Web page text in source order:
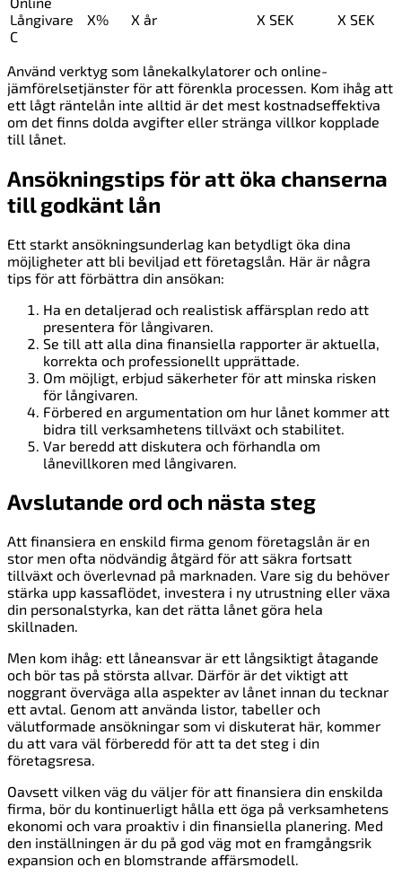
Långivare
C
X% X år X SEK X SEK
Använd verktyg som lånekalkylatorer och online-
jämförelsetjänster för att förenkla processen. Kom ihåg att
ett lågt räntelån inte alltid är det mest kostnadseffektiva
om det finns dolda avgifter eller stränga villkor kopplade
till lånet.
Ansökningstips för att öka chanserna
till godkänt lån
Ett starkt ansökningsunderlag kan betydligt öka dina
möjligheter att bli beviljad ett företagslån. Här är några
tips för att förbättra din ansökan:
Ha en detaljerad och realistisk affärsplan redo att
presentera för långivaren.
Se till att alla dina finansiella rapporter är aktuella,
korrekta och professionellt upprättade.
Om möjligt, erbjud säkerheter för att minska risken
för långivaren.
Förbered en argumentation om hur lånet kommer att
bidra till verksamhetens tillväxt och stabilitet.
Var beredd att diskutera och förhandla om
lånevillkoren med långivaren.
Avslutande ord och nästa steg
Att finansiera en enskild firma genom företagslån är en
stor men ofta nödvändig åtgärd för att säkra fortsatt
tillväxt och överlevnad på marknaden. Vare sig du behöver
stärka upp kassaflödet, investera i ny utrustning eller växa
din personalstyrka, kan det rätta lånet göra hela
skillnaden.
Men kom ihåg: ett låneansvar är ett långsiktigt åtagande
och bör tas på största allvar. Därför är det viktigt att
noggrant överväga alla aspekter av lånet innan du tecknar
ett avtal. Genom att använda listor, tabeller och
välutformade ansökningar som vi diskuterat här, kommer
du att vara väl förberedd för att ta det steg i din
företagsresa.
Oavsett vilken väg du väljer för att finansiera din enskilda
firma, bör du kontinuerligt hålla ett öga på verksamhetens
ekonomi och vara proaktiv i din finansiella planering. Med
den inställningen är du på god väg mot en framgångsrik
expansion och en blomstrande affärsmodell.